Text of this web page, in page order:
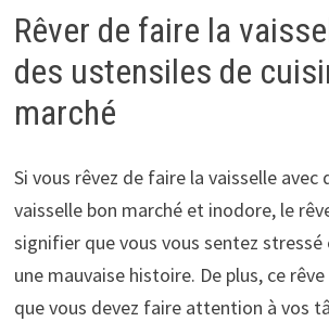
Rêver de faire la
des ustensiles de
marché
Si vous rêvez de faire la vaisselle avec
vaisselle bon marché et inodore, le
signifier que vous vous sentez stressé
une mauvaise histoire. De plus, ce
que vous devez faire attention à vos